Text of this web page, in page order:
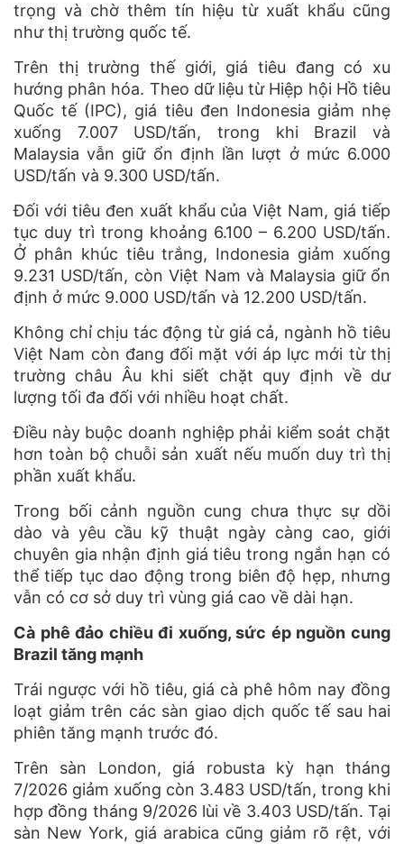
trọng và chờ thêm tín hiệu từ xuất khẩu cũng
như thị trường quốc tế.
Trên thị trường thế giới, giá tiêu đang có xu
hướng phân hóa. Theo dữ liệu từ Hiệp hội Hồ tiêu
Quốc tế (IPC), giá tiêu đen Indonesia giảm nhẹ
xuống 7.007 USD/tấn, trong khi Brazil và
Malaysia vẫn giữ ổn định lần lượt ở mức 6.000
USD/tấn và 9.300 USD/tấn.
Đối với tiêu đen xuất khẩu của Việt Nam, giá tiếp
tục duy trì trong khoảng 6.100 – 6.200 USD/tấn.
Ở phân khúc tiêu trắng, Indonesia giảm xuống
9.231 USD/tấn, còn Việt Nam và Malaysia giữ ổn
định ở mức 9.000 USD/tấn và 12.200 USD/tấn.
Không chỉ chịu tác động từ giá cả, ngành hồ tiêu
Việt Nam còn đang đối mặt với áp lực mới từ thị
trường châu Âu khi siết chặt quy định về dư
lượng tối đa đối với nhiều hoạt chất.
Điều này buộc doanh nghiệp phải kiểm soát chặt
hơn toàn bộ chuỗi sản xuất nếu muốn duy trì thị
phần xuất khẩu.
Trong bối cảnh nguồn cung chưa thực sự dồi
dào và yêu cầu kỹ thuật ngày càng cao, giới
chuyên gia nhận định giá tiêu trong ngắn hạn có
thể tiếp tục dao động trong biên độ hẹp, nhưng
vẫn có cơ sở duy trì vùng giá cao về dài hạn.
Cà phê đảo chiều đi xuống, sức ép nguồn cung
Brazil tăng mạnh
Trái ngược với hồ tiêu, giá cà phê hôm nay đồng
loạt giảm trên các sàn giao dịch quốc tế sau hai
phiên tăng mạnh trước đó.
Trên sàn London, giá robusta kỳ hạn tháng
7/2026 giảm xuống còn 3.483 USD/tấn, trong khi
hợp đồng tháng 9/2026 lùi về 3.403 USD/tấn. Tại
sàn New York, giá arabica cũng giảm rõ rệt, với